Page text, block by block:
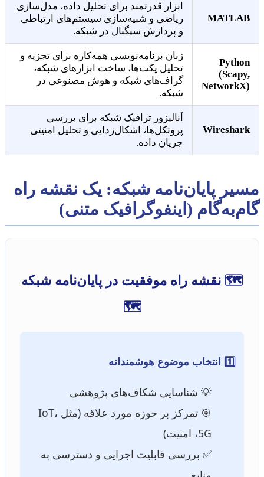
MATLAB
ابزار قدرتمند برای تحلیل داده، مدل‌سازی
ریاضی و شبیه‌سازی سیستم‌های ارتباطی
و پردازش سیگنال در شبکه.
Python
(Scapy,
NetworkX)
زبان برنامه‌نویسی همه‌کاره برای تجزیه و
تحلیل پکت‌ها، ساخت ابزارهای شبکه،
گراف‌های شبکه و هوش مصنوعی در
شبکه.
Wireshark
آنالیزور ترافیک شبکه برای بررسی
پروتکل‌ها، اشکال‌زدایی و تحلیل امنیتی
جریان داده.
مسیر پایان‌نامه شبکه: یک نقشه راه
گام‌به‌گام (اینفوگرافیک متنی)
🗺️ نقشه راه موفقیت در پایان‌نامه شبکه
🗺️
1️⃣ انتخاب موضوع هوشمندانه
💡 شناسایی شکاف‌های پژوهشی
🎯 تمرکز بر حوزه مورد علاقه (مثل IoT،
5G، امنیت)
✅ بررسی قابلیت اجرایی و دسترسی به